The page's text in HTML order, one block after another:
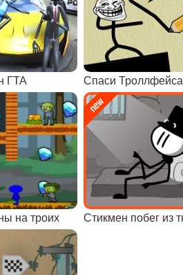
ГТА Спаси Троллфейса
на троих